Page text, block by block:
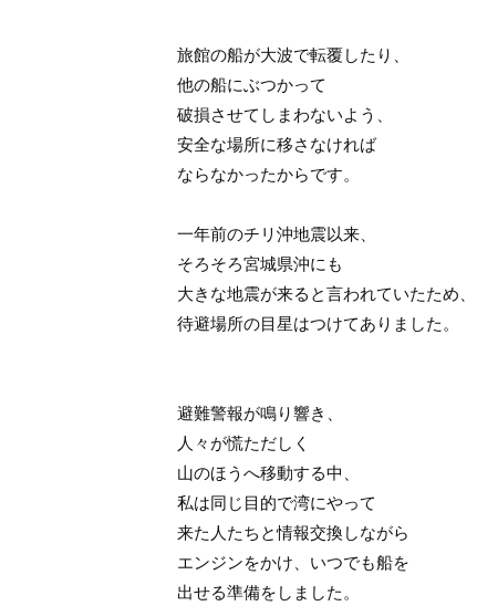
旅館の船が大波で転覆したり、
他の船にぶつかって
破損させてしまわないよう、
安全な場所に移さなければ
ならなかったからです。
一年前のチリ沖地震以来、
そろそろ宮城県沖にも
大きな地震が来ると言われていたため、
待避場所の目星はつけてありました。
避難警報が鳴り響き、
人々が慌ただしく
山のほうへ移動する中、
私は同じ目的で湾にやって
来た人たちと情報交換しながら
エンジンをかけ、いつでも船を
出せる準備をしました。